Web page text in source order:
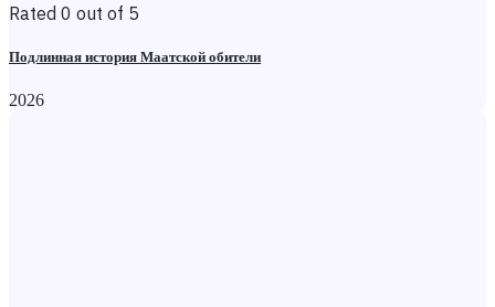
Rated 0 out of 5
Подлинная история Маатской обители
2026